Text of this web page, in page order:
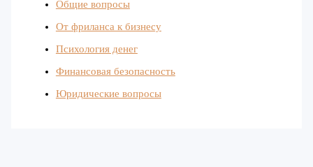
Общие вопросы
От фриланса к бизнесу
Психология денег
Финансовая безопасность
Юридические вопросы